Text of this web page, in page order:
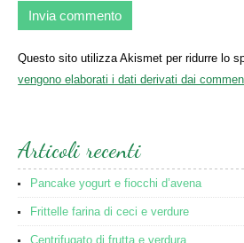
Questo sito utilizza Akismet per ridurre lo
vengono elaborati i dati derivati dai
Articoli recenti
Pancake yogurt e fiocchi d’avena
Frittelle farina di ceci e verdure
Centrifugato di frutta e verdura